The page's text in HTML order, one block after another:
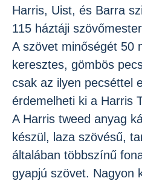
Harris, Uist, és Barra
115 háztáji
A szövet minőségét 50
keresztes, gömbös
csak az ilyen pecséttel
érdemelheti ki a Harris
A Harris tweed anyag
készül, laza szövésű,
általában többszínű
gyapjú szövet. Nagyon